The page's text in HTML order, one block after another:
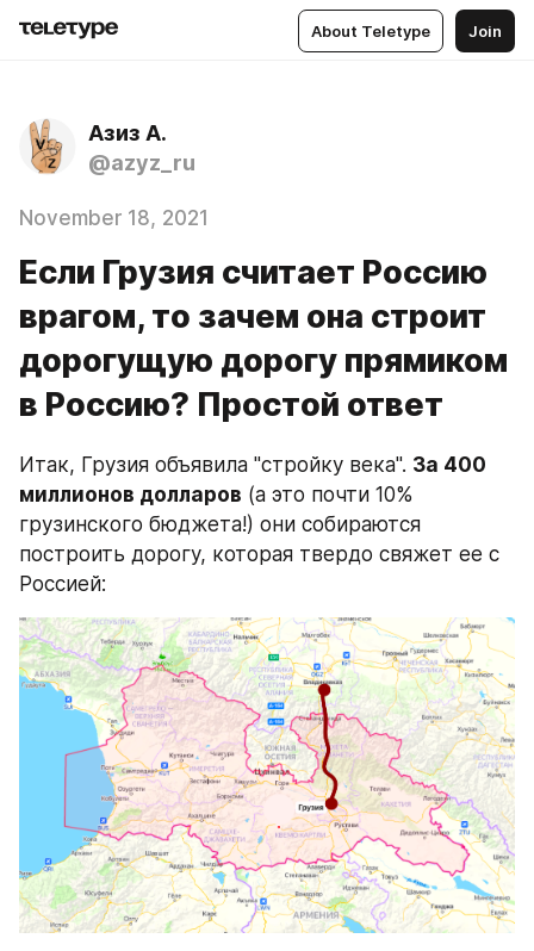
About Teletype Join
Азиз А.
@azyz_ru
November 18, 2021
Если Грузия считает Россию
врагом, то зачем она строит
дорогущую дорогу прямиком
в Россию? Простой ответ
Итак, Грузия объявила "стройку века". За 400
миллионов долларов (а это почти 10%
грузинского бюджета!) они собираются
построить дорогу, которая твердо свяжет ее с
Россией: